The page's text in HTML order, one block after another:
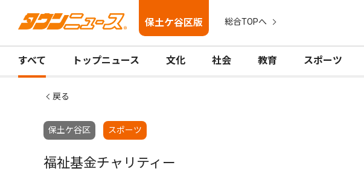
保土ケ谷区版 総合TOPへ
すべて トップニュース 文化 社会 教育 スポーツ
戻る
保土ケ谷区 スポーツ
福祉基金チャリティー